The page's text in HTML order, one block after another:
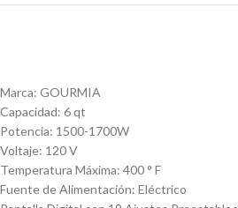
Marca: GOURMIA
Capacidad: 6 qt
Potencia: 1500-1700W
Voltaje: 120 V
Temperatura Máxima: 400 ° F
Fuente de Alimentación: Eléctrico